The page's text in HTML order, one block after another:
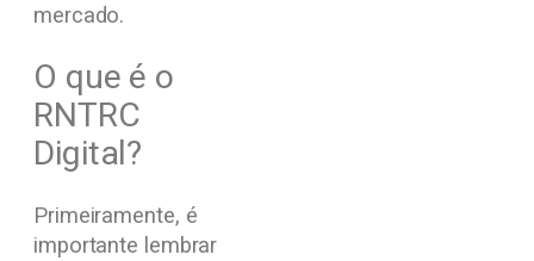
mercado.
O que é o
RNTRC
Digital?
Primeiramente, é
importante lembrar